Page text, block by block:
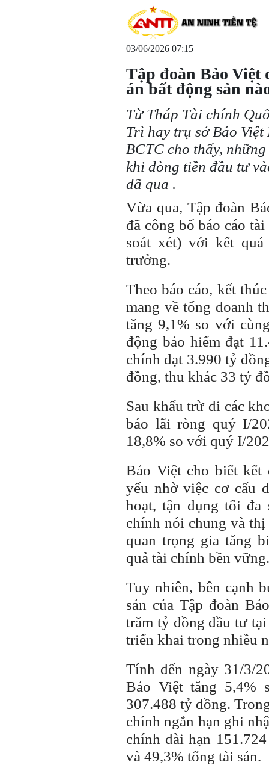
03/06/2026 07:15
Tập đoàn Bảo Việt
án bất động sản
Từ Tháp Tài chính
Trì hay trụ sở Bảo
BCTC cho thấy,
khi dòng tiền đầu tư
đã qua .
Vừa qua, Tập đoàn
đã công bố báo cáo
soát xét) với kết
trưởng.
Theo báo cáo, kết
mang về tổng doanh
tăng 9,1% so với
động bảo hiểm đạt
chính đạt 3.990 tỷ
đồng, thu khác 33 tỷ
Sau khấu trừ đi các
báo lãi ròng quý I/
18,8% so với quý I/
Bảo Việt cho biết kết
yếu nhờ việc cơ cấu
hoạt, tận dụng tối
chính nói chung và
quan trọng gia tăng
quả tài chính bền vững.
Tuy nhiên, bên cạnh
sản của Tập đoàn
trăm tỷ đồng đầu tư
triển khai trong nhiều
Tính đến ngày 31/3/
Bảo Việt tăng 5,4%
307.488 tỷ đồng.
chính ngắn hạn ghi
chính dài hạn
và 49,3% tổng tài sản.